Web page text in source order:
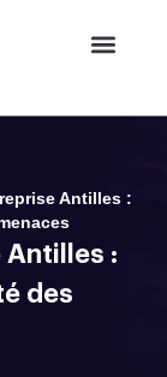
Antilles :
Antilles :
des